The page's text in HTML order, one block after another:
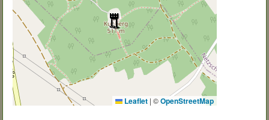
Leaflet | ©OpenStreetMap